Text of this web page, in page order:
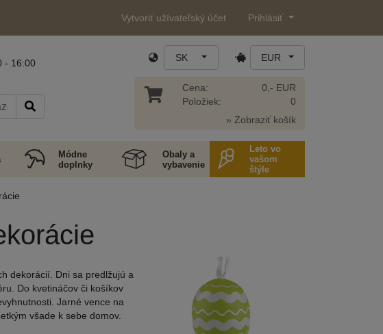
Vytvoriť užívateľský účet Prihlásiť
- 16:00
SK EUR
Cena:
Položiek:
0,- EUR
0
» Zobraziť košík
Módne
doplnky
Obaly a
vybavenie
Leto vo
vašom
štýle
dekorácií. Dni sa predlžujú a
Do kvetináčov či košíkov
Jarné vence na
všade k sebe domov.